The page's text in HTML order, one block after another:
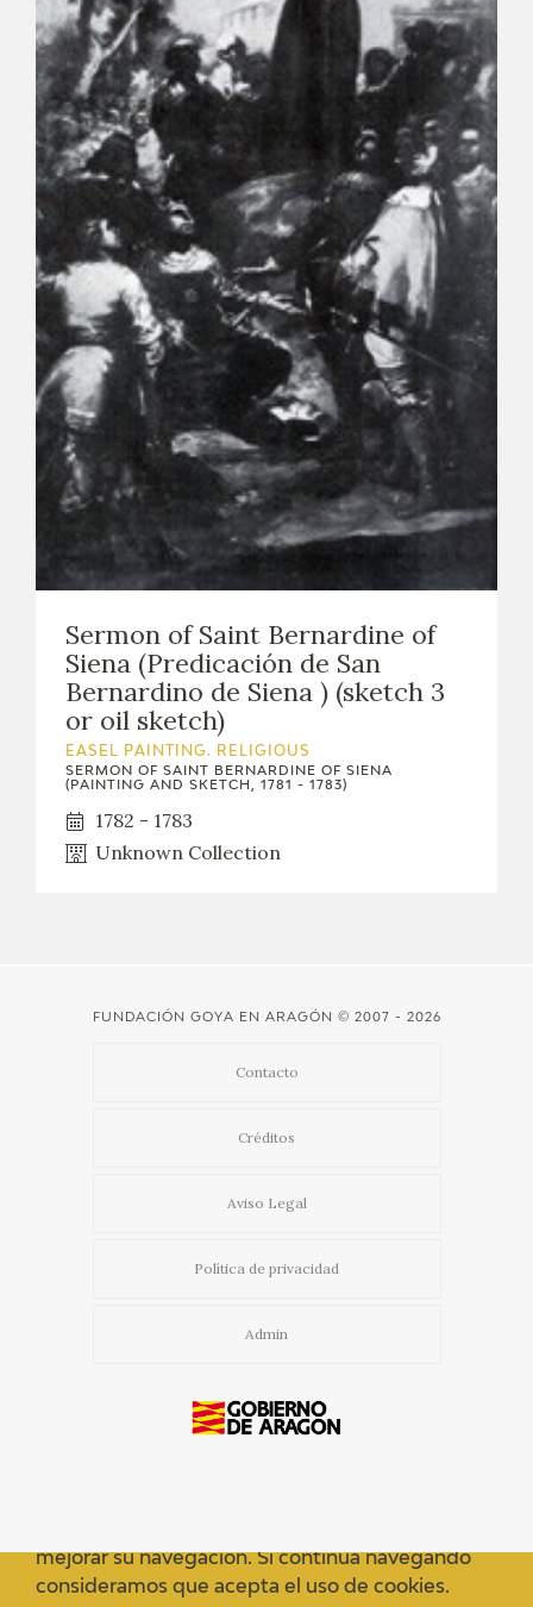
Sermon of Saint Bernardine of
Siena (Predicación de San
Bernardino de Siena ) (sketch 3
or oil sketch)
EASEL PAINTING. RELIGIOUS
SERMON OF SAINT BERNARDINE OF SIENA
(PAINTING AND SKETCH, 1781 - 1783)
1782 - 1783
Unknown Collection
FUNDACIÓN GOYA EN ARAGÓN © 2007 - 2026
Contacto
Créditos
Aviso Legal
Política de privacidad
Admin
mejorar su navegación. Si continua navegando
consideramos que acepta el uso de cookies.